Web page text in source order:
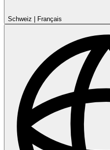
Schweiz Français